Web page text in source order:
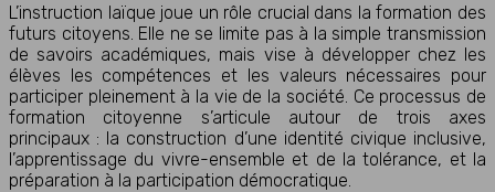
L’instruction laïque joue un rôle crucial dans la formation des
futurs citoyens. Elle ne se limite pas à la simple transmission
de savoirs académiques, mais vise à développer chez les
élèves les compétences et les valeurs nécessaires pour
participer pleinement à la vie de la société. Ce processus de
formation citoyenne s’articule autour de trois axes
principaux : la construction d’une identité civique inclusive,
l’apprentissage du vivre-ensemble et de la tolérance, et la
préparation à la participation démocratique.